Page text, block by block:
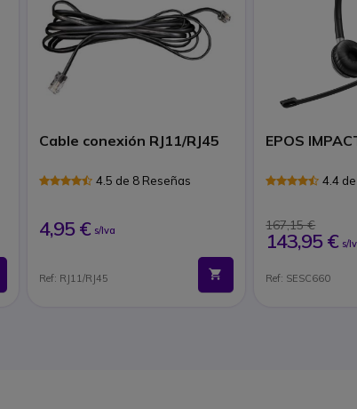
Cable conexión RJ11/RJ45
4.5 de 8 Reseñas
4,95 € s/Iva
Ref: RJ11/RJ45
EPOS
4.4
167,15 €
143,95 € s/
Ref: SESC660